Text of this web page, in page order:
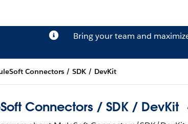
Bring your team and
Connectors / SDK / DevKit
Connectors / SDK / DevKit